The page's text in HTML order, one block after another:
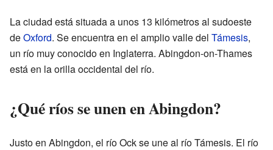
La ciudad está situada a unos 13 kilómetros al sudoeste
deOxford. Se encuentra en el amplio valle del Támesis,
un río muy conocido en Inglaterra. Abingdon-on-Thames
está en la orilla occidental del río.
¿Qué ríos se unen en Abingdon?
Justo en Abingdon, el río Ock se une al río Támesis. El río